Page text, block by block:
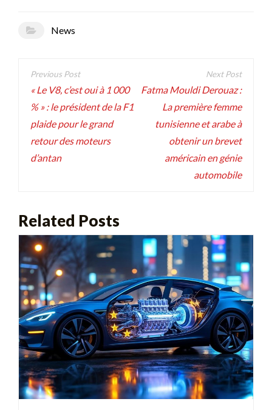
News
Navigation
de
l’article
« Le V8, c’est oui à 1 000
% » : le président de la F1
plaide pour le grand
retour des moteurs
d’antan
Fatma Mouldi Derouaz :
La première femme
tunisienne et arabe à
obtenir un brevet
américain en génie
automobile
Related Posts